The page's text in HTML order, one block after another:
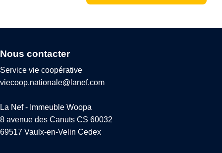
Nous contacter
Service vie coopérative
viecoop.nationale@lanef.com
La Nef - Immeuble Woopa
8 avenue des Canuts CS 60032
69517 Vaulx-en-Velin Cedex